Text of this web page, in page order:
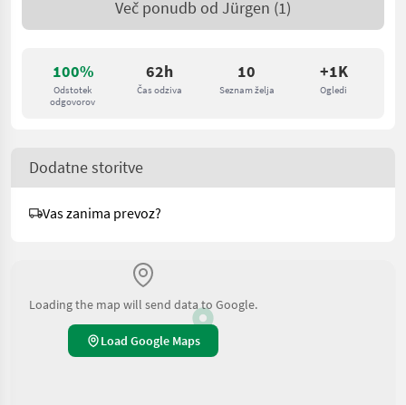
100%
Odstotek
odgovorov
62h
Čas odziva
10
Seznam želja
+1K
Ogledi
Več ponudb od Jürgen (1)
Dodatne storitve
Vas zanima prevoz?
Loading the map will send data to Google.
Load Google Maps